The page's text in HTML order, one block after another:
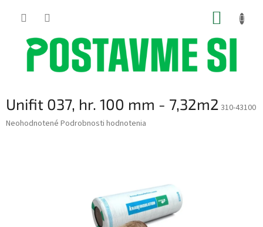
Unifit 037, hr. 100 mm - 7,32m2 310-43100
Priemerné
Neohodnotené Podrobnosti hodnotenia